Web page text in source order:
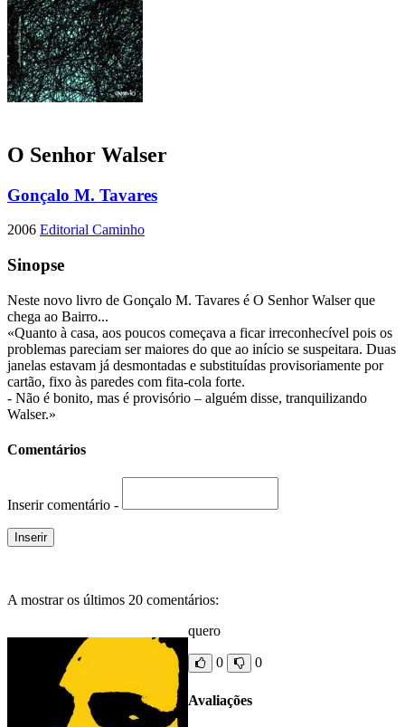
O Senhor Walser
Gonçalo M. Tavares
2006 Editorial Caminho
Sinopse
Neste novo livro de Gonçalo M. Tavares é O Senhor Walser que
chega ao Bairro...
«Quanto à casa, aos poucos começava a ficar irreconhecível pois os
problemas pareciam ser maiores do que ao início se suspeitara. Duas
janelas estavam já desmontadas e substituídas provisoriamente por
cartão, fixo às paredes com fita-cola forte.
- Não é bonito, mas é provisório – alguém disse, tranquilizando
Walser.»
Comentários
Inserir comentário -
A mostrar os últimos 20 comentários:
quero
0 0
Avaliações